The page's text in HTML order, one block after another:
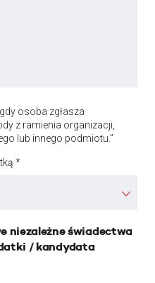
osoba zgłasza
z ramienia organizacji,
lub innego podmiotu.”
*
niezależne świadectwa
/ kandydata